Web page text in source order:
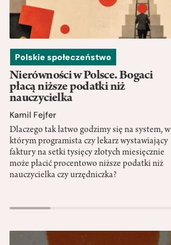
Polskie społeczeństwo
Nierówności w Polsce. Bogaci
płacą niższe podatki niż
nauczycielka
Kamil Fejfer
Dlaczego tak łatwo godzimy się na system, w
którym programista czy lekarz wystawiający
faktury na setki tysięcy złotych miesięcznie
może płacić procentowo niższe podatki niż
nauczycielka czy urzędniczka?